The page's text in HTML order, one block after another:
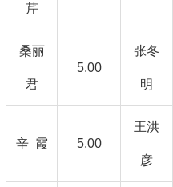
芹
桑丽
君
5.00
张冬
明
辛 霞 5.00
王洪
彦